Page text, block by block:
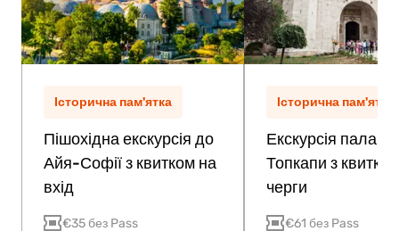
Історична пам'ятка
Пішохідна екскурсія до
Айя-Софії з квитком на
вхід
€35 без Pass
Історична пам'ятка
Екскурсія
Топкапи з
черги
€61 без Pass